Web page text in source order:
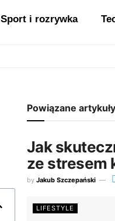
Sport i rozrywka
Powiązane artykuły
Jak
ze stresem
by Jakub Szczepański
LIFESTYLE